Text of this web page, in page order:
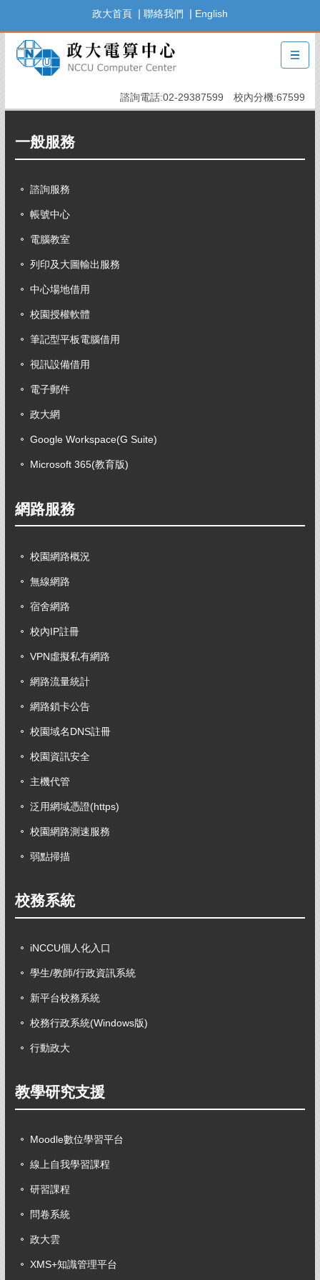
政大首頁 | 聯絡我們 | English
諮詢電話:02-29387599 校內分機:67599
一般服務
諮詢服務
帳號中心
電腦教室
列印及大圖輸出服務
中心場地借用
校園授權軟體
筆記型平板電腦借用
視訊設備借用
電子郵件
政大網
Google Workspace(G Suite)
Microsoft 365(教育版)
網路服務
校園網路概況
無線網路
宿舍網路
校內IP註冊
VPN虛擬私有網路
網路流量統計
網路鎖卡公告
校園域名DNS註冊
校園資訊安全
主機代管
泛用網域憑證(https)
校園網路測速服務
弱點掃描
校務系統
iNCCU個人化入口
學生/教師/行政資訊系統
新平台校務系統
校務行政系統(Windows版)
行動政大
教學研究支援
Moodle數位學習平台
線上自我學習課程
研習課程
問卷系統
政大雲
XMS+知識管理平台